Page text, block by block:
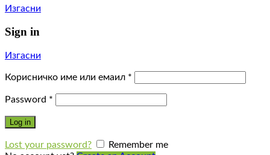
Изгасни
Sign in
Изгасни
Корисничко име или емаил *
Password *
Log in
Lost your password?
Remember me